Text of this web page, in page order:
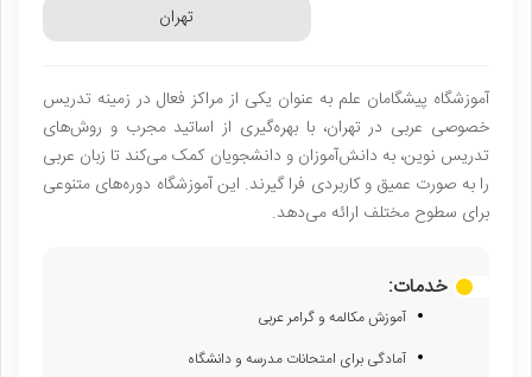
تهران
آموزشگاه پیشگامان علم به عنوان یکی از مراکز فعال در زمینه تدریس
خصوصی عربی در تهران، با بهره‌گیری از اساتید مجرب و روش‌های
تدریس نوین، به دانش‌آموزان و دانشجویان کمک می‌کند تا زبان عربی
را به صورت عمیق و کاربردی فرا گیرند. این آموزشگاه دوره‌های متنوعی
برای سطوح مختلف ارائه می‌دهد.
خدمات:
آموزش مکالمه و گرامر عربی
آمادگی برای امتحانات مدرسه و دانشگاه